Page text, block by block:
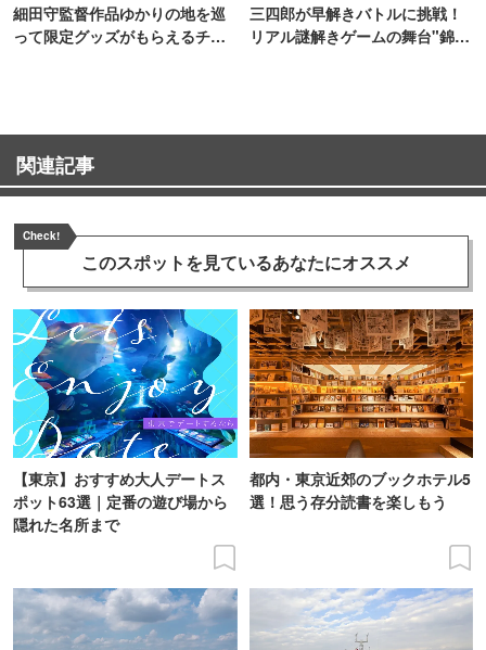
細田守監督作品ゆかりの地を巡
って限定グッズがもらえるチャ
三四郎が早解きバトルに挑戦！
リアル謎解きゲームの舞台"錦糸
関連記事
Check!
このスポットを見ているあなたにオススメ
【東京】おすすめ大人デートス
ポット63選｜定番の遊び場から
隠れた名所まで
都内・東京近郊のブックホテル5
選！思う存分読書を楽しもう